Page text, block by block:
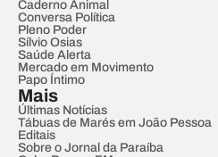
Caderno Animal
Conversa Política
Pleno Poder
Sílvio Osias
Saúde Alerta
Mercado em Movimento
Papo Íntimo
Mais
Últimas Notícias
Tábuas de Marés em João Pessoa
Editais
Sobre o Jornal da Paraíba